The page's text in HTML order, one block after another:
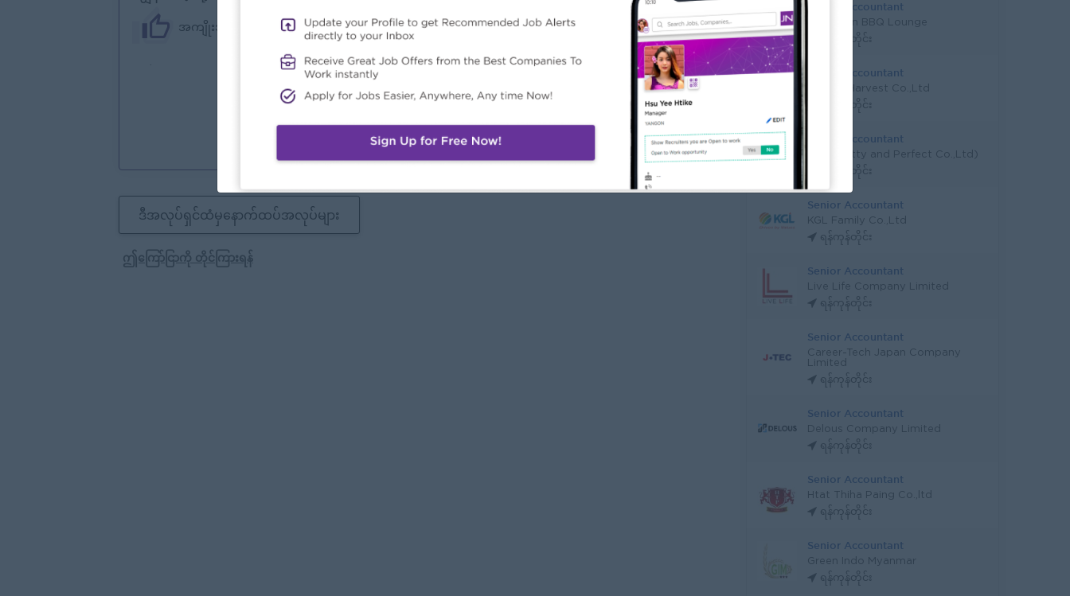
အကျိုးအမြတ် ထူးခြားချက်များ
ကောင်းမွန်သောကုမ္ပဏီ
အောင်မြင်မှုအစဉ်အမြဲရရှိနေသော
အသင်းနဲ့လက်တွဲလိုက်ပါ
အခွင့်အလမ်းများ
ရာထူးတိုးမြှင့်ရန်အခွင့်အလမ်းများ
လုပ်ငန်းကျွမ်းကျင်မှုမြှင့်တင်ရေး
သင်တန်းများတက်ရောက်နိုင်ခွင့်
ကျွမ်းကျင်မှုအသစ်များနှင့်နည်းပညာ
အသစ်များကိုသင်ယူလေ့လာနိုင်
ဒီအလုပ်ရှင်ထံမှနောက်ထပ်အလုပ်များ
ဤကြော်ငြာကို တိုင်ကြားရန်
Senior Accountant
Yone Shin BBQ Lounge
ရန်ကုန်တိုင်း
Senior Accountant
Golden Harvest Co.,Ltd
ရန်ကုန်တိုင်း
Senior Accountant
P&P(Pretty and Perfect Co.,Ltd)
ရန်ကုန်တိုင်း
Senior Accountant
KGL Family Co.,Ltd
ရန်ကုန်တိုင်း
Senior Accountant
Live Life Company Limited
ရန်ကုန်တိုင်း
Senior Accountant
Career-Tech Japan Company
Limited
ရန်ကုန်တိုင်း
Senior Accountant
Delous Company Limited
ရန်ကုန်တိုင်း
Senior Accountant
Htat Thiha Paing Co.,ltd
ရန်ကုန်တိုင်း
Senior Accountant
Green Indo Myanmar
ရန်ကုန်တိုင်း